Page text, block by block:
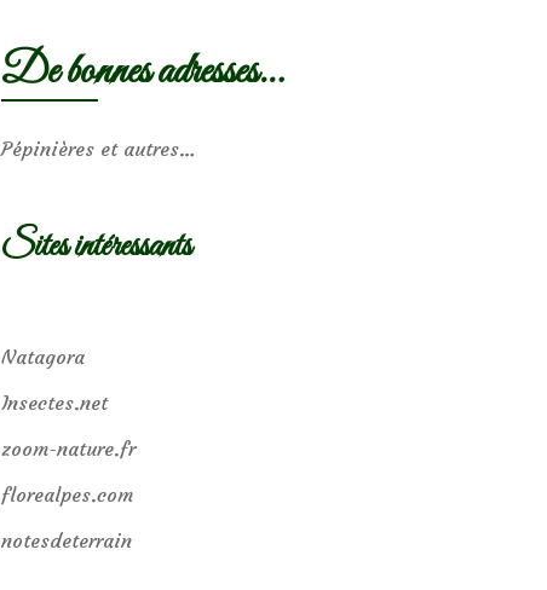
De bonnes adresses…
Pépinières et autres…
Sites intéressants
Natagora
Insectes.net
zoom-nature.fr
florealpes.com
notesdeterrain